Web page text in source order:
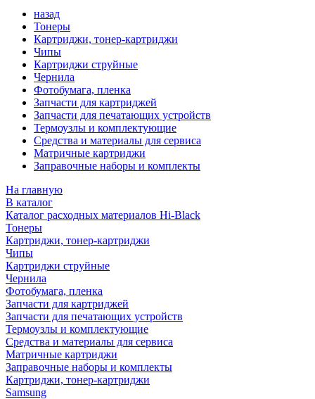
назад
Тонеры
Картриджи, тонер-картриджи
Чипы
Картриджи струйные
Чернила
Фотобумага, пленка
Запчасти для картриджей
Запчасти для печатающих устройств
Термоузлы и комплектующие
Средства и материалы для сервиса
Матричные картриджи
Заправочные наборы и комплекты
На главную
В каталог
Каталог расходных материалов Hi-Black
Тонеры
Картриджи, тонер-картриджи
Чипы
Картриджи струйные
Чернила
Фотобумага, пленка
Запчасти для картриджей
Запчасти для печатающих устройств
Термоузлы и комплектующие
Средства и материалы для сервиса
Матричные картриджи
Заправочные наборы и комплекты
Картриджи, тонер-картриджи
Samsung